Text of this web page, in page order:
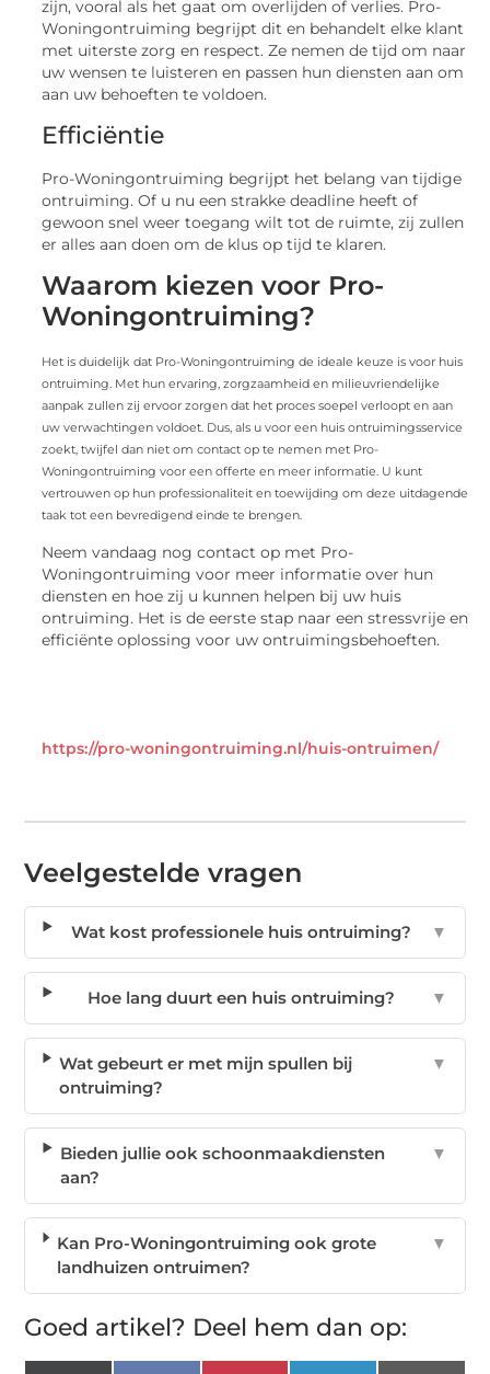
zijn, vooral als het gaat om overlijden of verlies. Pro-
Woningontruiming begrijpt dit en behandelt elke klant
met uiterste zorg en respect. Ze nemen de tijd om naar
uw wensen te luisteren en passen hun diensten aan om
aan uw behoeften te voldoen.
Efficiëntie
Pro-Woningontruiming begrijpt het belang van tijdige
ontruiming. Of u nu een strakke deadline heeft of
gewoon snel weer toegang wilt tot de ruimte, zij zullen
er alles aan doen om de klus op tijd te klaren.
Waarom kiezen voor Pro-
Woningontruiming?
Het is duidelijk dat Pro-Woningontruiming de ideale keuze is voor huis
ontruiming. Met hun ervaring, zorgzaamheid en milieuvriendelijke
aanpak zullen zij ervoor zorgen dat het proces soepel verloopt en aan
uw verwachtingen voldoet. Dus, als u voor een huis ontruimingsservice
zoekt, twijfel dan niet om contact op te nemen met Pro-
Woningontruiming voor een offerte en meer informatie. U kunt
vertrouwen op hun professionaliteit en toewijding om deze uitdagende
taak tot een bevredigend einde te brengen.
Neem vandaag nog contact op met Pro-
Woningontruiming voor meer informatie over hun
diensten en hoe zij u kunnen helpen bij uw huis
ontruiming. Het is de eerste stap naar een stressvrije en
efficiënte oplossing voor uw ontruimingsbehoeften.
https://pro-woningontruiming.nl/huis-ontruimen/
Veelgestelde vragen
Wat kost professionele huis ontruiming? ▼
Hoe lang duurt een huis ontruiming? ▼
Wat gebeurt er met mijn spullen bij
ontruiming?
▼
Bieden jullie ook schoonmaakdiensten
aan?
▼
Kan Pro-Woningontruiming ook grote
landhuizen ontruimen?
▼
Goed artikel? Deel hem dan op: